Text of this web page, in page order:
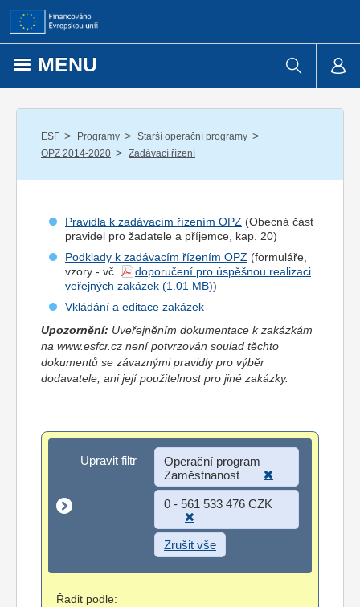
Přejít k obsahu
MENU
ESF / Programy / Starší operační programy /
OPZ 2014-2020 / Zadávací řízení
Pravidla k zadávacím řízením OPZ (Obecná část
pravidel pro žadatele a příjemce , kap. 20)
Podklady k zadávacím řízením OPZ (formuláře,
vzory - vč.
doporučení pro úspěšnou realizaci
veřejných zakázek
)
Vkládání a editace zakázek
Upozornění: Uveřejněním dokumentace k zakázkám
na www.esfcr.cz není potvrzován soulad těchto
dokumentů se závaznými pravidly pro výběr
dodavatele, ani její použitelnost pro jiné zakázky.
Upravit filtr
Upravit filtr
Operační program
Zaměstnanost
0 - 561 533 476 CZK
Zrušit vše
Řadit podle: